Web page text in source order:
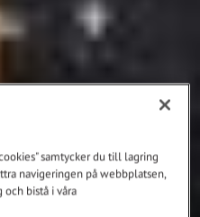
samtycker du till lagring
navigeringen på webbplatsen,
bistå i våra